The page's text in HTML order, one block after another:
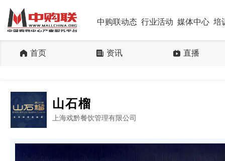
中购联动态 行业活动 媒体中心 培
首页 资讯 直播
山石榴
上海戏黔餐饮管理有限公司